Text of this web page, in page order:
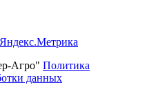
Агро" Политика
данных